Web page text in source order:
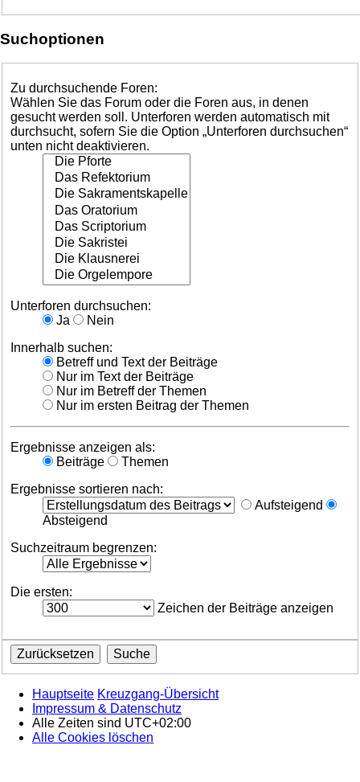
Suchoptionen
Zu durchsuchende Foren:
Wählen Sie das Forum oder die Foren aus, in denen
gesucht werden soll. Unterforen werden automatisch mit
durchsucht, sofern Sie die Option „Unterforen durchsuchen“
unten nicht deaktivieren.
Unterforen durchsuchen:
Ja
Nein
Innerhalb suchen:
Betreff und Text der Beiträge
Nur im Text der Beiträge
Nur im Betreff der Themen
Nur im ersten Beitrag der Themen
Ergebnisse anzeigen als:
Beiträge
Themen
Ergebnisse sortieren nach:
Aufsteigend
Absteigend
Suchzeitraum begrenzen:
Die ersten:
Zeichen der Beiträge anzeigen
Hauptseite Kreuzgang-Übersicht
Impressum & Datenschutz
Alle Zeiten sind UTC+02:00
Alle Cookies löschen